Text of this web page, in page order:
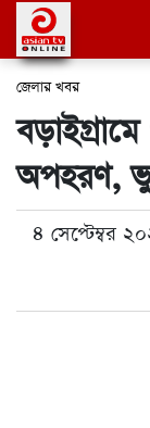
জেলার খবর
অপহরণ,
৪ সেপ্টেম্বর